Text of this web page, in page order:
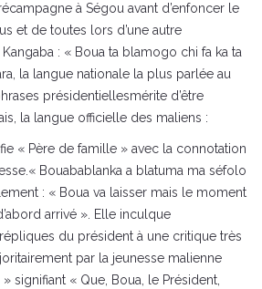
à Ségou avant d’enfoncer le
et de toutes lors d’une autre
: « Boua ta blamogo chi fa ka ta
la langue nationale la plus parlée au
présidentiellesmérite d’être
la langue officielle des maliens :
« Père de famille » avec la connotation
Bouabablanka a blatuma ma séfolo
: « Boua va laisser mais le moment
arrivé ». Elle inculque
du président à une critique très
par la jeunesse malienne
signifiant « Que, Boua, le Président,